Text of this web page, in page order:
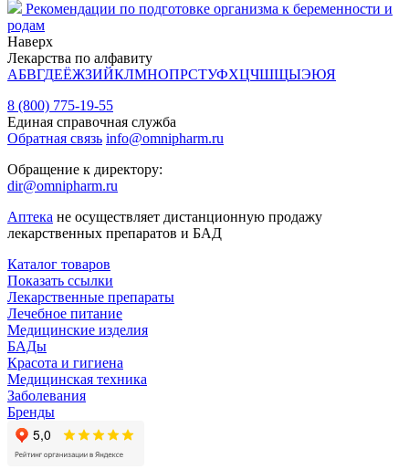
Рекомендации по подготовке организма к беременности и
родам
Наверх
Лекарства по алфавиту
АБВГДЕЁЖЗИЙКЛМНОПРСТУФХЦЧШЩЫЭЮЯ
8 (800) 775-19-55
Единая справочная служба
Обратная связь info@omnipharm.ru
Обращение к директору:
dir@omnipharm.ru
Аптека не осуществляет дистанционную продажу
лекарственных препаратов и БАД
Каталог товаров
Показать ссылки
Лекарственные препараты
Лечебное питание
Медицинские изделия
БАДы
Красота и гигиена
Медицинская техника
Заболевания
Бренды